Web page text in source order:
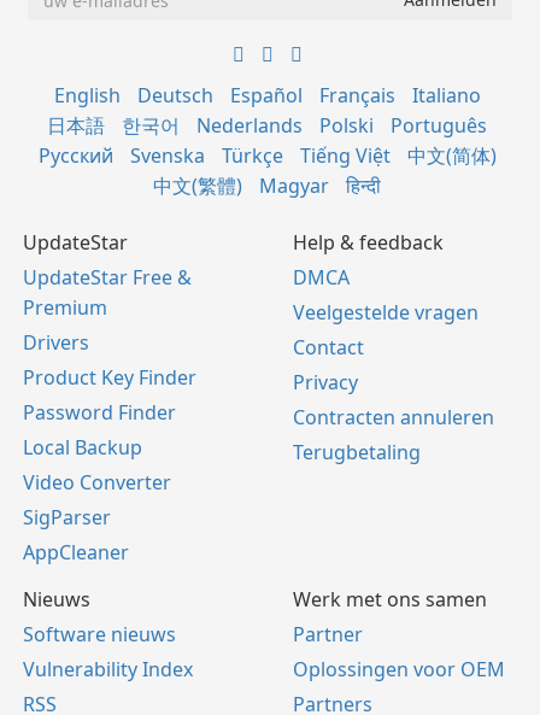
English Deutsch Español Français
Italiano
日本語
한국어 Nederlands Polski
Português
Русский
Svenska Türkçe Tiếng Việt
中文(简体)
中文(繁體)
Magyar हिन्दी
UpdateStar
UpdateStar Free &
Premium
Drivers
Product Key Finder
Password Finder
Local Backup
Video Converter
SigParser
AppCleaner
Help & feedback
DMCA
Veelgestelde vragen
Contact
Privacy
Contracten annuleren
Terugbetaling
Nieuws
Software nieuws
Vulnerability Index
RSS
Werk met ons samen
Partner
Oplossingen voor OEM
Partners